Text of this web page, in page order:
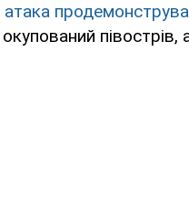
атака
окупований півострів,